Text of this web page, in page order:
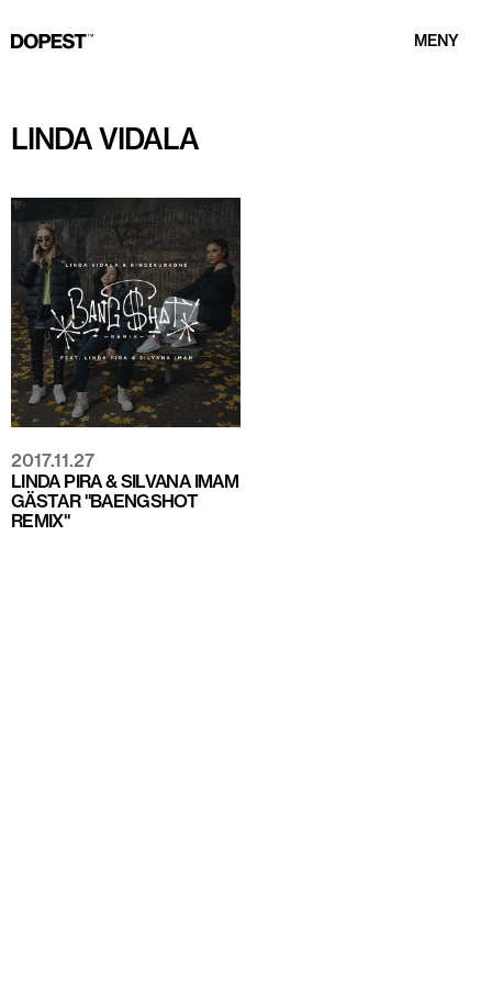
MENY
LINDA VIDALA
2017.11.27
LINDA PIRA & SILVANA IMAM
GÄSTAR "BAENGSHOT
REMIX"